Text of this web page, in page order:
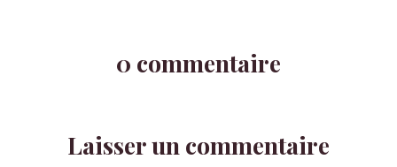
0 commentaire
Laisser un commentaire